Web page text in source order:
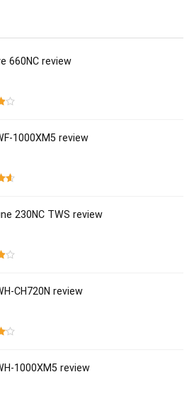
660NC review
1000XM5 review
230NC TWS review
CH720N review
1000XM5 review